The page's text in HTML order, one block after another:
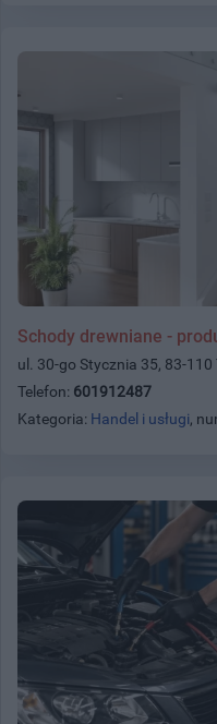
Schody drewniane -
ul. 30-go Stycznia 35, 83-110
Telefon: 601912487
Kategoria: Handel i usługi,